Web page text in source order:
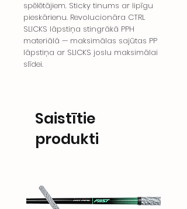
spēlētājiem. Sticky tinums ar lipīgu
pieskārienu. Revolucionāra CTRL
SLICKS lāpstiņa stingrākā PPH
materiālā — maksimālas sajūtas PP
lāpstiņa ar SLICKS joslu maksimālai
slīdei.
Saistītie
produkti